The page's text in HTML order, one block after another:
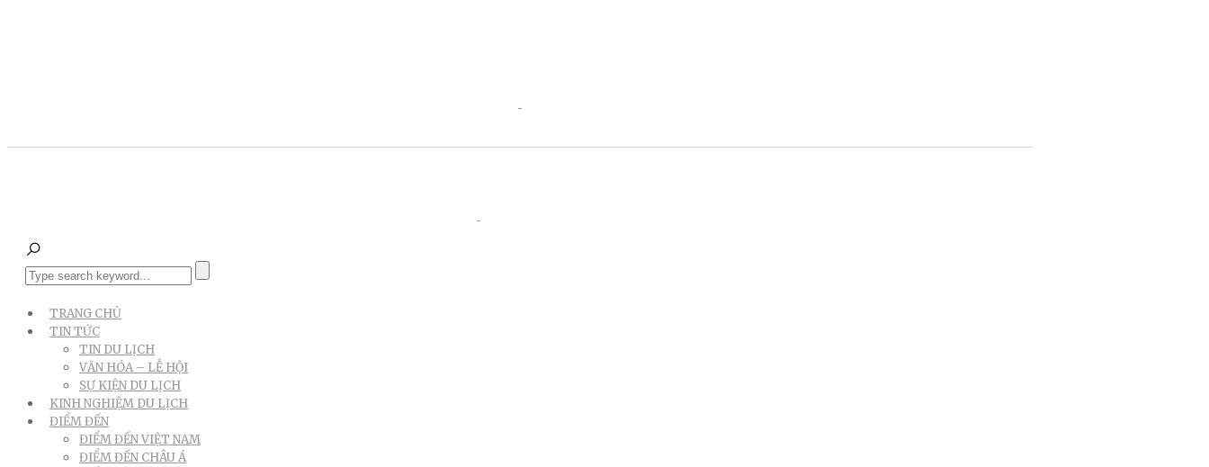
TRANG CHỦ
TIN TỨC
TIN DU LỊCH
VĂN HÓA – LỄ HỘI
SỰ KIỆN DU LỊCH
KINH NGHIỆM DU LỊCH
ĐIỂM ĐẾN
ĐIỂM ĐẾN VIỆT NAM
ĐIỂM ĐẾN CHÂU Á